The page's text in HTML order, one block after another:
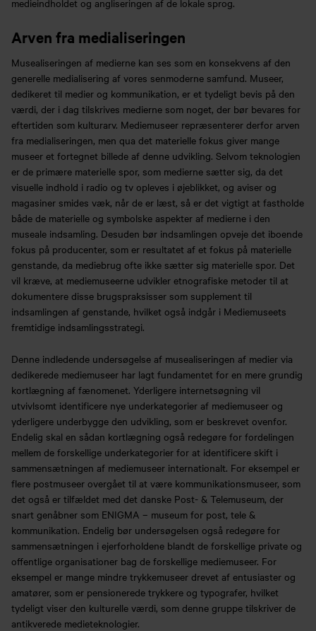
Arven fra medialiseringen
Musealiseringen af medierne kan ses som en konsekvens af den
generelle medialisering af vores senmoderne samfund. Museer,
dedikeret til medier og kommunikation, er et tydeligt bevis på den
værdi, der i dag tilskrives medierne som noget, der bør bevares for
eftertiden som kulturarv. Mediemuseer repræsenterer derfor arven
fra medialiseringen, men qua det materielle fokus giver mange
museer et fortegnet billede af denne udvikling. Selvom teknologien
er de primære materielle spor, som medierne sætter sig, da det
visuelle indhold i radio og tv opleves i øjeblikket, og aviser og
magasiner smides væk, når de er læst, så er det vigtigt at fastholde
både de materielle og symbolske aspekter af medierne i den
museale indsamling. Desuden bør indsamlingen opveje det iboende
fokus på producenter, som er resultatet af et fokus på materielle
genstande, da mediebrug ofte ikke sætter sig materielle spor. Det
vil kræve, at mediemuseerne udvikler etnografiske metoder til at
dokumentere disse brugspraksisser som supplement til
indsamlingen af genstande, hvilket også indgår i Mediemuseets
fremtidige indsamlingsstrategi.
Denne indledende undersøgelse af musealiseringen af medier via
dedikerede mediemuseer har lagt fundamentet for en mere grundig
kortlægning af fænomenet. Yderligere internetsøgning vil
utvivlsomt identificere nye underkategorier af mediemuseer og
yderligere underbygge den udvikling, som er beskrevet ovenfor.
Endelig skal en sådan kortlægning også redegøre for fordelingen
mellem de forskellige underkategorier for at identificere skift i
sammensætningen af mediemuseer internationalt. For eksempel er
flere postmuseer overgået til at være kommunikationsmuseer, som
det også er tilfældet med det danske Post- & Telemuseum, der
snart genåbner som ENIGMA – museum for post, tele &
kommunikation. Endelig bør undersøgelsen også redegøre for
sammensætningen i ejerforholdene blandt de forskellige private og
offentlige organisationer bag de forskellige mediemuseer. For
eksempel er mange mindre trykkemuseer drevet af entusiaster og
amatører, som er pensionerede trykkere og typografer, hvilket
tydeligt viser den kulturelle værdi, som denne gruppe tilskriver de
antikverede medieteknologier.